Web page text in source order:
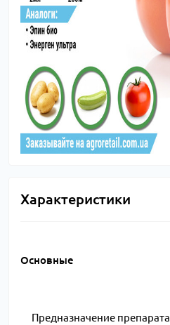
Характеристики
Основные
Предназначение препарата